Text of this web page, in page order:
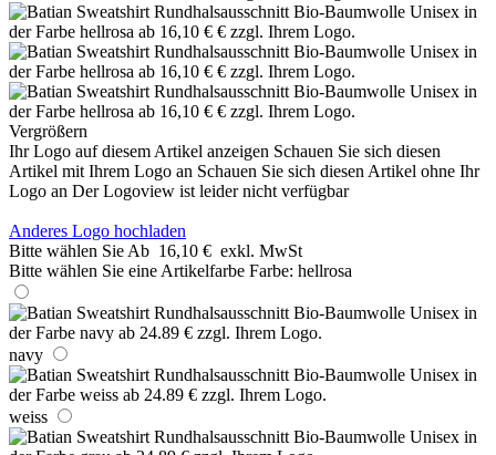
Vergrößern
Ihr Logo auf diesem Artikel anzeigen Schauen Sie sich diesen
Artikel mit Ihrem Logo an Schauen Sie sich diesen Artikel ohne Ihr
Logo an Der Logoview ist leider nicht verfügbar
Anderes Logo hochladen
Bitte wählen Sie Ab 16,10 € exkl. MwSt
Bitte wählen Sie eine Artikelfarbe Farbe: hellrosa
navy
weiss